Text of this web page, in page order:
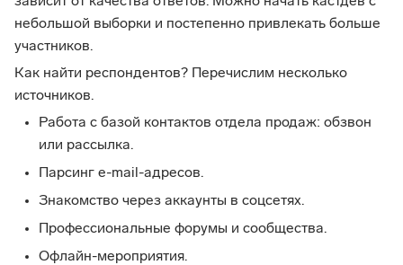
небольшой выборки и постепенно привлекать больше
участников.
Как найти респондентов? Перечислим несколько
источников.
Работа с базой контактов отдела продаж: обзвон
или рассылка.
Парсинг e-mail-адресов.
Знакомство через аккаунты в соцсетях.
Профессиональные форумы и сообщества.
Офлайн-мероприятия.